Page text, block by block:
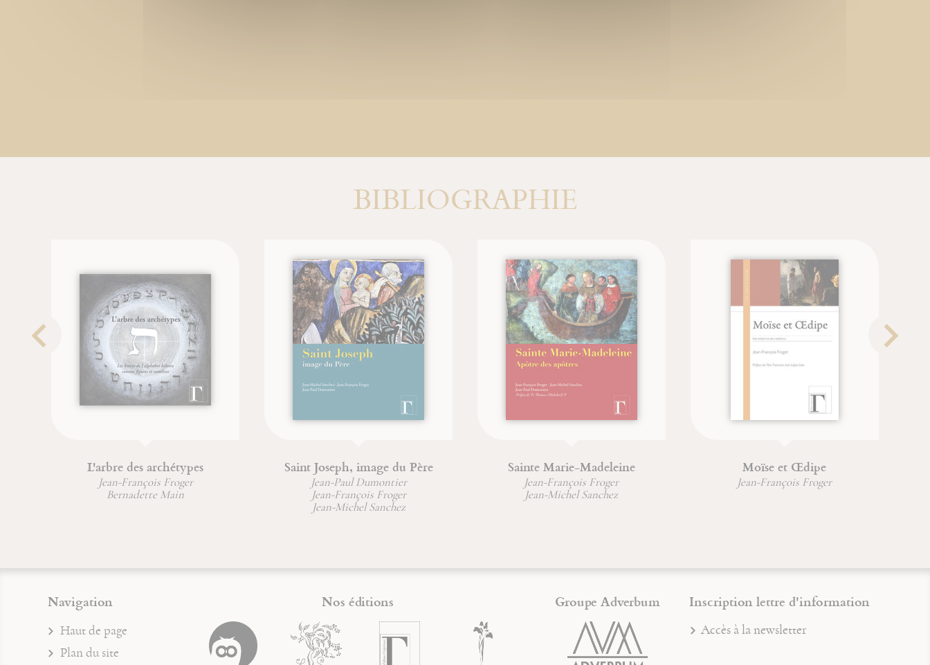
BIBLIOGRAPHIE
Saint Joseph, image du Père
Jean-Paul Dumontier
Jean-François Froger
Sainte Marie-Madeleine
Jean-François Froger
Jean-Michel Sanchez
Moïse et Œdipe
Jean-François Froger
Une vie incorruptible
Jean-François Froger
Navigation
Haut de page
Plan du site
Nos éditions Groupe Adverbum Inscription lettre d'information
Accès à la newsletter